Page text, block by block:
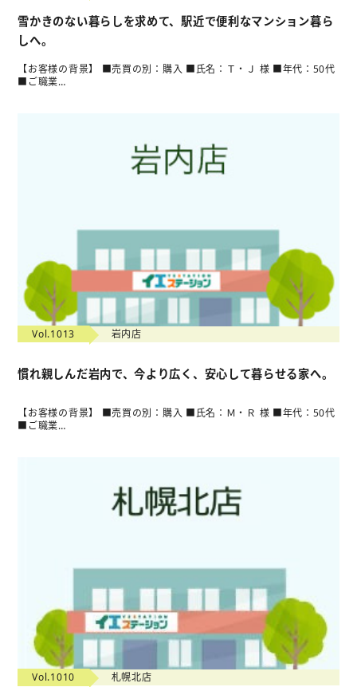
雪かきのない暮らしを求めて、駅近で便利なマンション暮ら
しへ。
【お客様の背景】 ■売買の別：購入 ■氏名：Ｔ・Ｊ 様 ■年代：50代
■ご職業…
Vol.1013 岩内店
慣れ親しんだ岩内で、今より広く、安心して暮らせる家へ。
【お客様の背景】 ■売買の別：購入 ■氏名：Ｍ・Ｒ 様 ■年代：50代
■ご職業…
Vol.1010 札幌北店